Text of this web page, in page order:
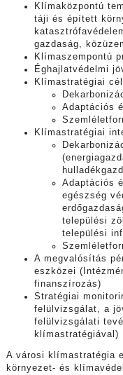
Klímaközpontú
táji és épített
gazdaság,
Klímaszempontú
Éghajlatvédelmi
Klímastratégiai
Adaptációs
Klímastratégiai
Adaptációs
egészség
települési
települési
A megvalósítás
eszközei
finanszírozás)
Stratégiai
felülvizsgálat, a
felülvizsgálati
klímastratégiával)
A városi klímastratégia
környezet- és